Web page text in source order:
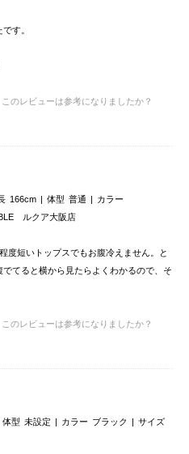
す。
このレビューは参考になりましたか？
166cm 体型 普通
カラー
ルクア大阪店
度短いトップスでもお腹冷えません。と
てると横から見たらよくわかるので、そ
このレビューは参考になりましたか？
体型 未設定 カラー ブラック
サイズ